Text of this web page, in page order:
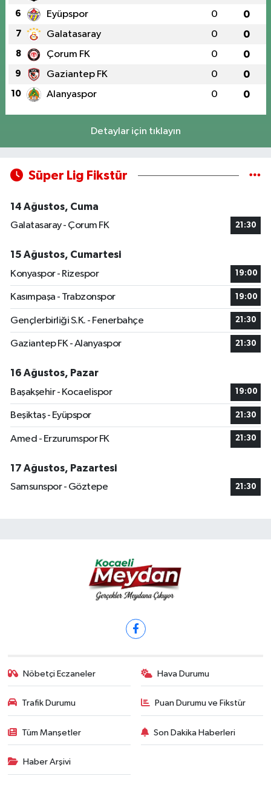
6 Eyüpspor 0 0
7 Galatasaray 0 0
8 Çorum FK 0 0
9 Gaziantep FK 0 0
10 Alanyaspor 0 0
Detaylar için tıklayın
Süper Lig Fikstür
14 Ağustos, Cuma
Galatasaray - Çorum FK
21:30
15 Ağustos, Cumartesi
Konyaspor - Rizespor
19:00
Kasımpaşa - Trabzonspor 19:00
Gençlerbirliği S.K. - Fenerbahçe 21:30
Gaziantep FK - Alanyaspor 21:30
16 Ağustos, Pazar
Başakşehir - Kocaelispor
19:00
Beşiktaş - Eyüpspor 21:30
Amed - Erzurumspor FK 21:30
17 Ağustos, Pazartesi
Samsunspor - Göztepe
21:30
Nöbetçi Eczaneler Hava Durumu
Trafik Durumu Puan Durumu ve Fikstür
Tüm Manşetler Son Dakika Haberleri
Haber Arşivi